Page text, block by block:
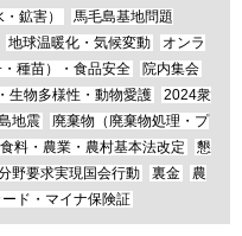
鉱害）
馬毛島基地問題
地球温暖化・気候変動
オンラ
種苗）・食品安全
院内集会
生物多様性・動物愛護
2024衆
地震
廃棄物（廃棄物処理・プ
食料・農業・農村基本法改定
懇
野要求実現国会行動 裏金
農
ド・マイナ保険証